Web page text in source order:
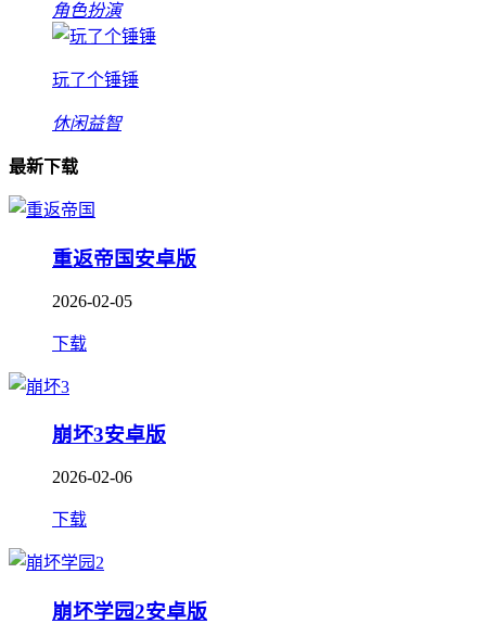
角色扮演
玩了个锤锤
休闲益智
最新下载
重返帝国安卓版
2026-02-05
下载
崩坏3安卓版
2026-02-06
下载
崩坏学园2安卓版